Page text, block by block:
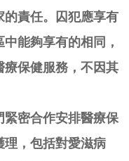
責任。囚犯應享有
能夠享有的相同，
保健服務，不因其
緊密合作安排醫療保
理，包括對愛滋病